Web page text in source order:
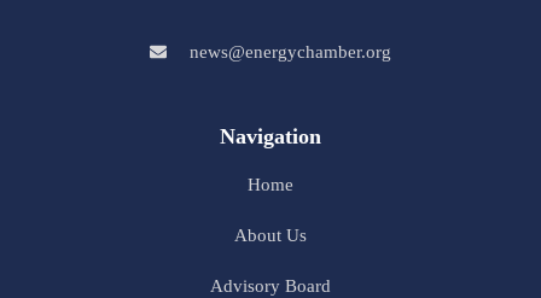
news@energychamber.org
Navigation
Home
About Us
Advisory Board